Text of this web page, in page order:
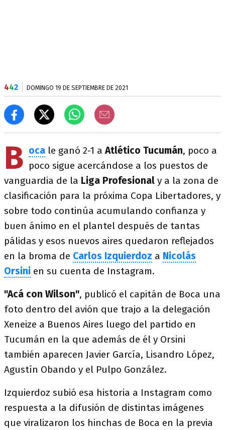
442 DOMINGO 19 DE SEPTIEMBRE DE 2021
B oca le ganó 2-1 aAtlético Tucumán, poco a
poco sigue acercándose a los puestos de
vanguardia de la Liga Profesional y a la zona de
clasificación para la próxima Copa Libertadores, y
sobre todo continúa acumulando confianza y
buen ánimo en el plantel después de tantas
pálidas y esos nuevos aires quedaron reflejados
en la broma de Carlos Izquierdoz a Nicolás
Orsini en su cuenta de Instagram.
"Acá con Wilson", publicó el capitán de Boca una
foto dentro del avión que trajo a la delegación
Xeneize a Buenos Aires luego del partido en
Tucumán en la que además de él y Orsini
también aparecen Javier García, Lisandro López,
Agustín Obando y el Pulpo González.
Izquierdoz subió esa historia a Instagram como
respuesta a la difusión de distintas imágenes
que viralizaron los hinchas de Boca en la previa